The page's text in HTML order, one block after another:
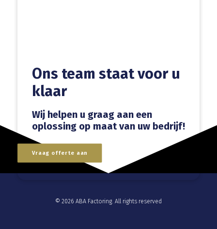
Ons team staat voor u
klaar
Wij helpen u graag aan een
oplossing op maat van uw bedrijf!
Vraag offerte aan
© 2026 ABA Factoring. All rights reserved